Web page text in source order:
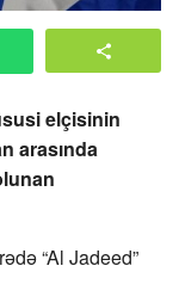
elçisinin
arasında
“Al Jadeed”